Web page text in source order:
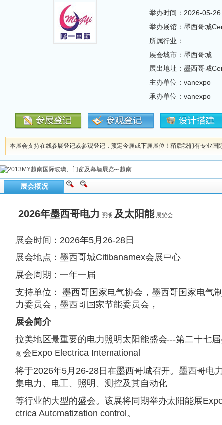
举办时间：2026-05-
举办展馆：墨西哥城
所属行业：
展会城市：墨西哥城
展出地址：墨西哥城
主办单位：vanexpo
承办单位：vanexpo
本展会支持在线参展登记或参观登记，预定今届或下届展位！稍后我们有专业国
展会概况
2026年墨西哥电力 照明 及太阳能 展览会
展会时间：2026年5月26-28日
展会地点：墨西哥城Citibanamex会展中心
展会周期：一年一届
支持单位： 墨西哥国家电气协会，墨西哥国家电气
力委员会，墨西哥国家节能委员会，
展会简介
拉美地区最重要的电力照明太阳能盛会---第二十七
览 会Expo Electrica International
将于2026年5月26-28日在墨西哥城召开。墨西哥电
集电力、电工、照明、测控及其自动化
等行业的大型的盛会。该展将同期举办太阳能展
ctrica Automatization control。